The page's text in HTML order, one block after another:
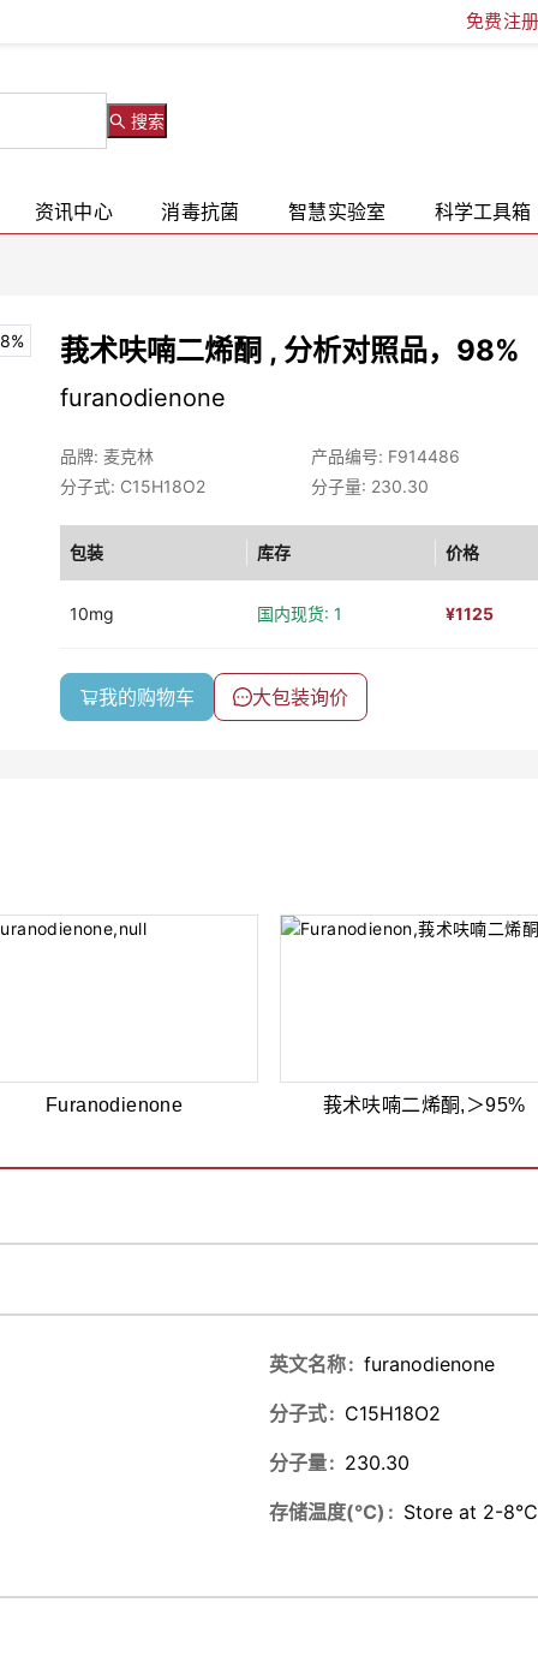
免费注册
搜索
资讯中心 消毒抗菌 智慧实验室 科学工具箱
莪术呋喃二烯酮 , 分析对照品，98%
furanodienone
品牌: 麦克林 产品编号: F914486
分子式: C15H18O2
分子量: 230.30
包装 库存 价格
10mg 国内现货: 1 ¥1125
我的购物车 大包装询价
Furanodienone 莪术呋喃二烯酮,＞95%
英文名称 furanodienone
分子式 C15H18O2
分子量 230.30
存储温度(℃) Store at 2-8℃